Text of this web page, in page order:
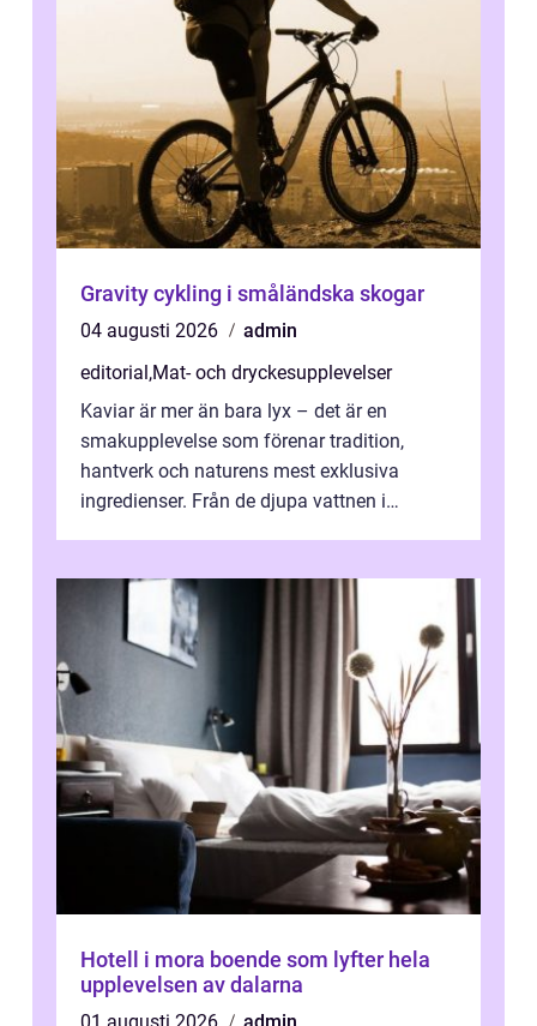
Gravity cykling i småländska skogar
04 augusti 2026
admin
editorial,Mat- och dryckesupplevelser
Kaviar är mer än bara lyx – det är en
smakupplevelse som förenar tradition,
hantverk och naturens mest exklusiva
ingredienser. Från de djupa vattnen i
Hotell i mora boende som lyfter hela
upplevelsen av dalarna